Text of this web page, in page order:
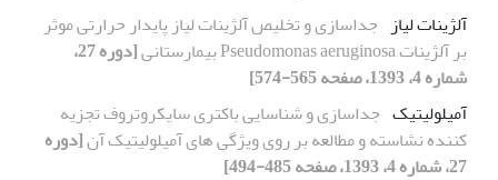
آلژینات لیاز جداسازی و تخلیص آلژینات لیاز پایدار حرارتی موثر
بر آلژینات Pseudomonas aeruginosa بیمارستانی
[دوره 27،
شماره 4، 1393، صفحه 565-574]
آمیلولیتیک جداسازی و شناسایی باکتری سایکروتروف تجزیه
کننده نشاسته و مطالعه بر روی ویژگی های آمیلولیتیک آن[دوره
27، شماره 4، 1393، صفحه 485-494]